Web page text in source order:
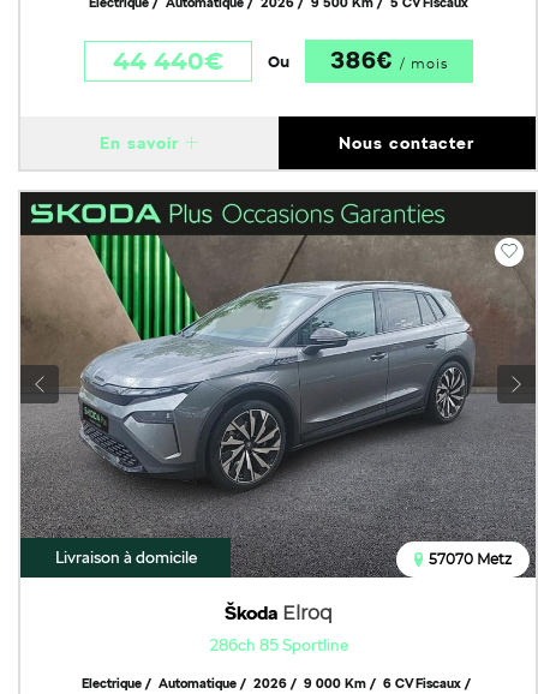
44 440€ Ou 386€ / mois
En savoir Nous contacter
Livraison à domicile
Škoda Elroq
286ch 85 Sportline
57070 Metz
Electrique Automatique 2026 9 000 Km
6 CV Fiscaux